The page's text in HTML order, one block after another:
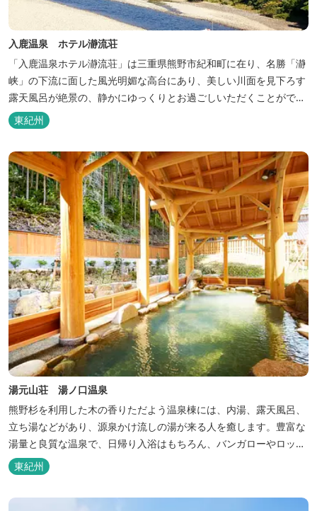
入鹿温泉 ホテル瀞流荘
「入鹿温泉ホテル瀞流荘」は三重県熊野市紀和町に在り、名勝「瀞
峡」の下流に面した風光明媚な高台にあり、美しい川面を見下ろす
露天風呂が絶景の、静かにゆっくりとお過ごしいただくことができ
る温泉宿泊施設です。 熊野古道をはじめ、日本一の棚田と称される
丸山千枚田、赤木城跡、熊野本宮大社（熊野三山）、玉置神社が近
くに点在し、和歌山・奈良の遺産や名所からも近いことから観光ア
クセスには大変便利な立地と...
東紀州
湯元山荘 湯ノ口温泉
熊野杉を利用した木の香りただよう温泉棟には、内湯、露天風呂、
立ち湯などがあり、源泉かけ流しの湯が来る人を癒します。豊富な
湯量と良質な温泉で、日帰り入浴はもちろん、バンガローやロッジ
などの宿泊施設も備えているので、宿泊しながらゆったりと温泉を
楽しむ人も多いです。
東紀州